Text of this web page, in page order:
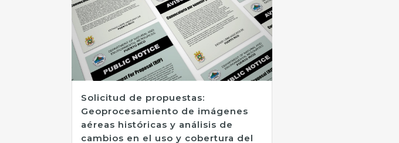
Solicitud de propuestas:
Geoprocesamiento de imágenes
aéreas históricas y análisis de
cambios en el uso y cobertura del